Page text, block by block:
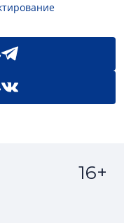
16+